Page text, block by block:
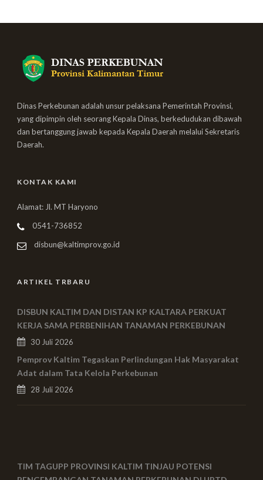
Dinas Perkebunan adalah unsur pelaksana Pemerintah Provinsi,
yang dipimpin oleh seorang Kepala Dinas, berkedudukan dibawah
dan bertanggung jawab kepada Kepala Daerah melalui Sekretaris
Daerah.
KONTAK KAMI
Alamat: Jl. MT Haryono
0541-736852
disbun@kaltimprov.go.id
ARTIKEL TRBARU
DISBUN KALTIM DAN DISTAN KP KALTARA PERKUAT
KERJA SAMA PERBENIHAN TANAMAN PERKEBUNAN
30 Juli 2026
Pemprov Kaltim Tegaskan Perlindungan Hak Masyarakat
Adat dalam Tata Kelola Perkebunan
28 Juli 2026
TIM TAGUPP PROVINSI KALTIM TINJAU POTENSI